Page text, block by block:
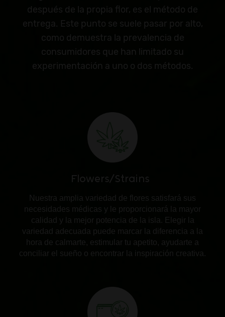
después de la propia flor, es el método de
entrega. Este punto se suele pasar por alto,
como demuestra la prevalencia de
consumidores que han limitado su
experimentación a uno o dos métodos.
Flowers/Strains
Nuestra amplia variedad de flores satisfará sus
necesidades médicas y le proporcionará la mayor
calidad y la mejor potencia de la isla. Elegir la
variedad adecuada puede marcar la diferencia a la
hora de calmarte, estimular tu apetito, ayudarte a
conciliar el sueño o encontrar la inspiración creativa.